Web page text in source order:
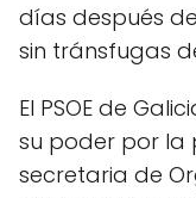
días después
sin tránsfugas
El PSOE de
su poder por la
secretaria de